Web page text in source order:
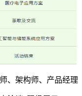
架构师、产品经理